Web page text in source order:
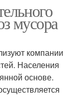
мусора
компании
Населения
основе.